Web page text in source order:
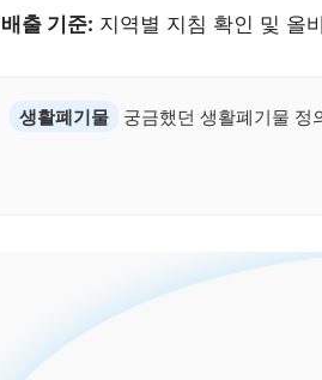
배출 기준: 지역별 지침 확인 및 올
생활폐기물
궁금했던 생활폐기물 정